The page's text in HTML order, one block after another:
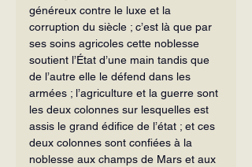
généreux contre le luxe et la
corruption du siècle ; c’est là que par
ses soins agricoles cette noblesse
soutient l’État d’une main tandis que
de l’autre elle le défend dans les
armées ; l’agriculture et la guerre sont
les deux colonnes sur lesquelles est
assis le grand édifice de l’état ; et ces
deux colonnes sont confiées à la
noblesse aux champs de Mars et aux